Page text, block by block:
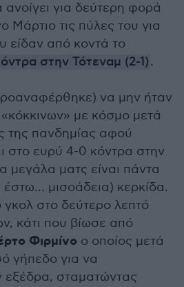
ανοίγει για δεύτερη φορά
Μάρτιο τις πύλες του για
είδαν από κοντά το
στην Τότεναμ (2-1).
να μην ήταν
με κόσμο μετά
της πανδημίας αφού
στο ευρύ 4-0 κόντρα στην
μεγάλα ματς είναι πάντα
μισοάδεια) κερκίδα.
γκολ στο δεύτερο λεπτό
κάτι που βίωσε από
Φιρμίνο ο οποίος μετά
γήπεδο για να
εξέδρα, σταματώντας